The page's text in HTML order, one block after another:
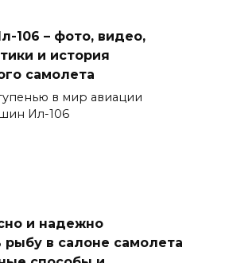
106 – фото, видео,
и история
самолета
в мир авиации
Ил-106
и надежно
рыбу в салоне самолета